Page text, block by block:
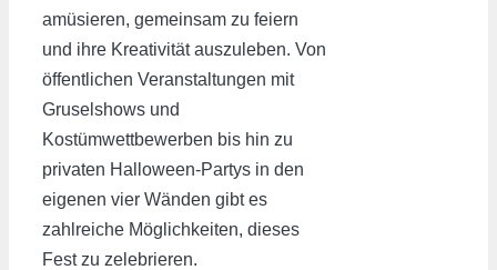
amüsieren, gemeinsam zu feiern
und ihre Kreativität auszuleben. Von
öffentlichen Veranstaltungen mit
Gruselshows und
Kostümwettbewerben bis hin zu
privaten Halloween-Partys in den
eigenen vier Wänden gibt es
zahlreiche Möglichkeiten, dieses
Fest zu zelebrieren.